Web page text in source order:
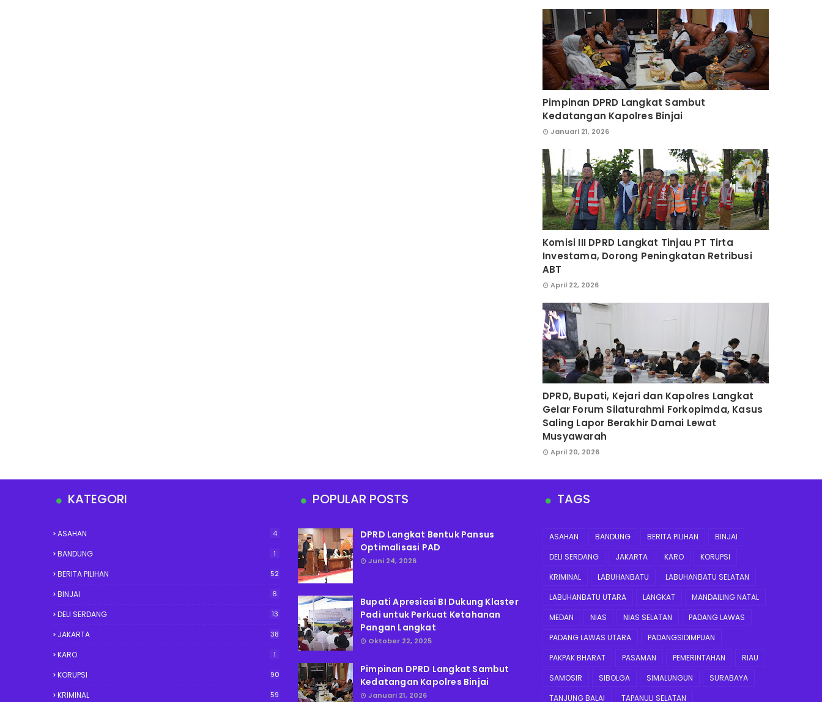
Pimpinan DPRD Langkat Sambut
Kedatangan Kapolres Binjai
Januari 21, 2026
Komisi III DPRD Langkat Tinjau PT Tirta
Investama, Dorong Peningkatan Retribusi
ABT
April 22, 2026
DPRD, Bupati, Kejari dan Kapolres Langkat
Gelar Forum Silaturahmi Forkopimda, Kasus
Saling Lapor Berakhir Damai Lewat
Musyawarah
April 20, 2026
KATEGORI
ASAHAN 4
BANDUNG 1
BERITA PILIHAN 52
BINJAI 6
DELI SERDANG 13
JAKARTA 38
KARO 1
KORUPSI 90
KRIMINAL 59
POPULAR POSTS
DPRD Langkat Bentuk Pansus
Optimalisasi PAD
Juni 24, 2026
Bupati Apresiasi BI Dukung Klaster
Padi untuk Perkuat Ketahanan
Pangan Langkat
Oktober 22, 2025
Pimpinan DPRD Langkat Sambut
Kedatangan Kapolres Binjai
Januari 21, 2026
TAGS
ASAHAN BANDUNG BERITA PILIHAN
BINJAI
DELI SERDANG
JAKARTA KARO
KORUPSI
KRIMINAL
LABUHANBATU
LABUHANBATU SELATAN
LABUHANBATU UTARA
LANGKAT
MANDAILING NATAL
MEDAN
NIAS NIAS SELATAN
PADANG LAWAS
PADANG LAWAS UTARA
PADANGSIDIMPUAN
PAKPAK BHARAT
PASAMAN PEMERINTAHAN
RIAU
SAMOSIR
SIBOLGA SIMALUNGUN
SURABAYA
TANJUNG BALAI
TAPANULI SELATAN